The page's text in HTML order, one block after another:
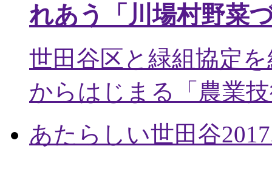
れあう「川場村野菜
世田谷区と緑組協定
からはじまる「農業
あたらしい世田谷